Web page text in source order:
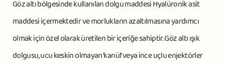
Göz altı bölgesinde kullanılan dolgu maddesi Hyalüronik asit
maddesi içermektedir ve morlukların azaltılmasına yardımcı
olmak için özel olarak üretilen bir içeriğe sahiptir. Göz altı ışık
dolgusu, ucu keskin olmayan ‘kanül’ veya ince uçlu enjektörler